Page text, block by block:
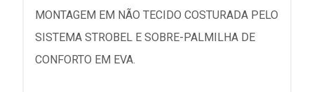
MONTAGEM EM NÃO TECIDO COSTURADA PELO
SISTEMA STROBEL E SOBRE-PALMILHA DE
CONFORTO EM EVA.